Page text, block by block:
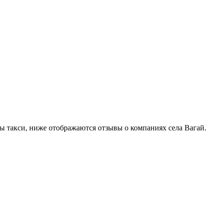
такси, ниже отображаются отзывы о компаниях села Вагай.